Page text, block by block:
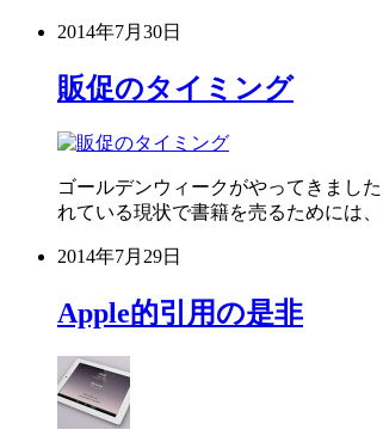
2014年7月30日
販促のタイミング
ゴールデンウィークがやってきまし
れている現状で書籍を売るためには
2014年7月29日
Apple的引用の是非